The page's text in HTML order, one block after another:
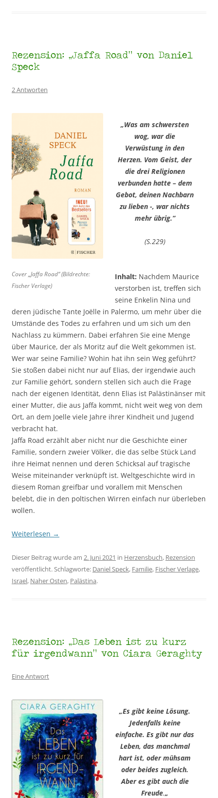
Rezension: „Jaffa Road“ von Daniel
Speck
2 Antworten
Cover „Jaffa Road“ (Bildrechte:
Fischer Verlage)
„Was am schwersten
wog, war die
Verwüstung in den
Herzen. Vom Geist, der
die drei Religionen
verbunden hatte – dem
Gebot, deinen Nachbarn
zu lieben -, war nichts
mehr übrig.“
(S.229)
Inhalt: Nachdem Maurice
verstorben ist, treffen sich
seine Enkelin Nina und
deren jüdische Tante Joëlle in Palermo, um mehr über die
Umstände des Todes zu erfahren und um sich um den
Nachlass zu kümmern. Dabei erfahren Sie eine Menge
über Maurice, der als Moritz auf die Welt gekommen ist.
Wer war seine Familie? Wohin hat ihn sein Weg geführt?
Sie stoßen dabei nicht nur auf Elias, der irgendwie auch
zur Familie gehört, sondern stellen sich auch die Frage
nach der eigenen Identität, denn Elias ist Palästinänser mit
einer Mutter, die aus Jaffa kommt, nicht weit weg von dem
Ort, an dem Joelle viele Jahre ihrer Kindheit und Jugend
verbracht hat.
Jaffa Road erzählt aber nicht nur die Geschichte einer
Familie, sondern zweier Völker, die das selbe Stück Land
ihre Heimat nennen und deren Schicksal auf tragische
Weise miteinander verknüpft ist. Weltgeschichte wird in
diesem Roman greifbar und vorallem mit Menschen
belebt, die in den poltischen Wirren einfach nur überleben
wollen.
Weiterlesen →
Dieser Beitrag wurde am 2. Juni 2021 in Herzensbuch, Rezension
veröffentlicht. Schlagworte: Daniel Speck, Familie, Fischer Verlage,
Israel, Naher Osten, Palästina.
Rezension: „Das Leben ist zu kurz
für irgendwann“ von Ciara Geraghty
Eine Antwort
„Es gibt keine Lösung.
Jedenfalls keine
einfache. Es gibt nur das
Leben, das manchmal
hart ist, oder mühsam
oder beides zugleich.
Aber es gibt auch die
Freude.„